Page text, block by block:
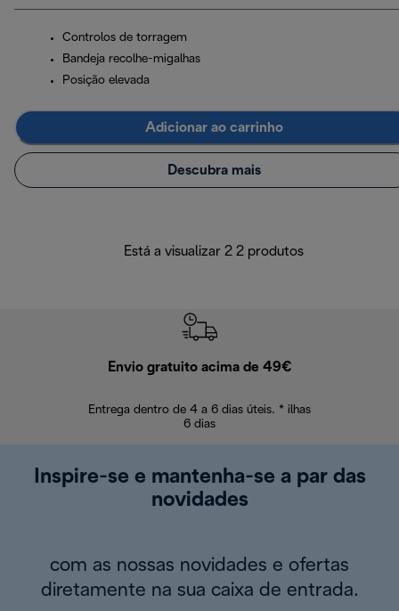
Controlos de torragem
Bandeja recolhe-migalhas
Posição elevada
Adicionar ao carrinho
Descubra mais
Está a visualizar 2 2 produtos
Envio gratuito acima de 49€
Entrega dentro de 4 a 6 dias úteis. * ilhas
6 dias
Inspire-se e mantenha-se a par das
novidades
com as nossas novidades e ofertas
diretamente na sua caixa de entrada.